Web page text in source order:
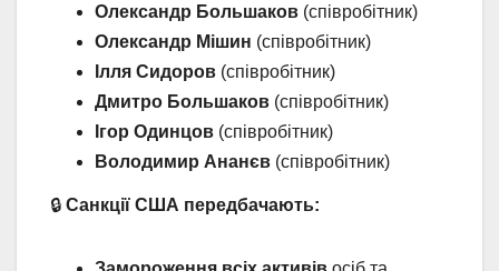
Олександр Большаков (співробітник)
Олександр Мішин (співробітник)
Ілля Сидоров (співробітник)
Дмитро Большаков (співробітник)
Ігор Одинцов (співробітник)
Володимир Ананєв (співробітник)
🔒 Санкції США передбачають: